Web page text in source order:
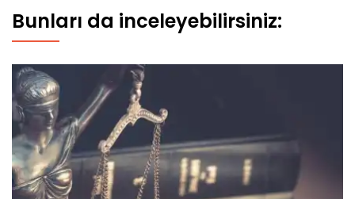
Bunları da inceleyebilirsiniz: